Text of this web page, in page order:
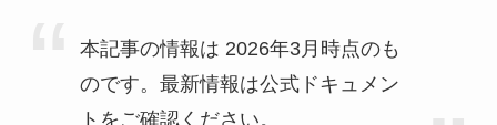
本記事の情報は 2026年3月時点のも
のです。最新情報は公式ドキュメン
トをご確認ください。